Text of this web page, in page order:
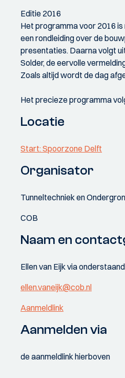
Editie 2016
Het programma voor 2016
een rondleiding over de
presentaties. Daarna volgt
Solder, de eervolle
Zoals altijd wordt de dag
Het precieze programma
Locatie
Start: Spoorzone Delft
Organisator
Tunneltechniek en
COB
Naam en
Ellen van Eijk via
ellen.vaneijk@cob.nl
Aanmeldlink
Aanmelden via
de aanmeldlink hierboven